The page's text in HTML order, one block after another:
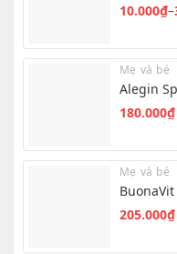
–
10.000₫
Khoảng
từ
3.000₫
đến
Mẹ và bé
Alegin
hiệu quả
Giá
là:
200.000₫.
180.000₫
Giá
tại
là:
Mẹ và bé
chuyển
Giá
205.000₫
Giá